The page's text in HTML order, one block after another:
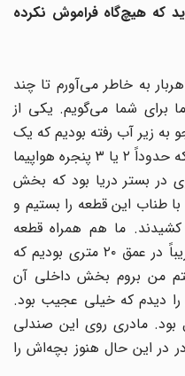
که هیچ‌گاه فراموش نکرده
به خاطر می‌آورم تا چند
شما می‌گویم. یکی از
زیر آب رفته بودیم که یک
قطعه از بدنه هواپیما را پیدا کردیم که حدوداً ۲ یا ۳ پنجره هواپیما
بستر دریا بود که بخش
طناب این قطعه را بستیم و
ما هم همراه قطعه
داشتیم به سطح آب می‌آمدیم. تقریباً در عمق ۲۰ متری بودیم که
من بروم بخش داخلی آن
دیدم که خیلی عجیب بود.
مادری روی این صندلی
در این حال هنوز بچه‌اش را